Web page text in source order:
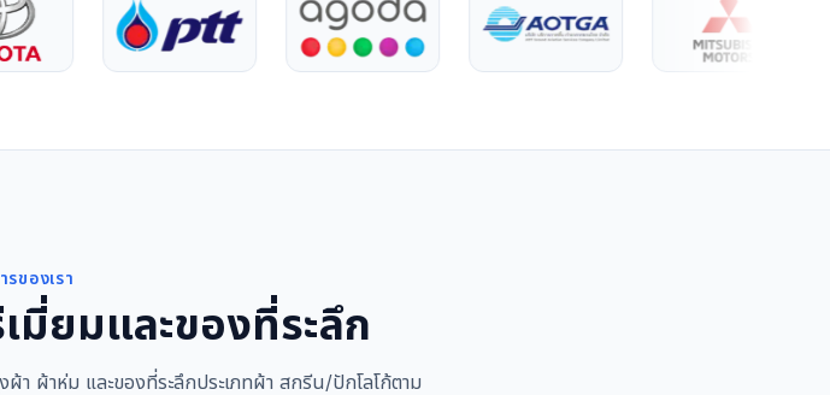
รของเรา
มี่ยมและของที่ระลึก
ผ้าห่ม และของที่ระลึกประเภทผ้า สกรีน/ปักโลโก้ตาม